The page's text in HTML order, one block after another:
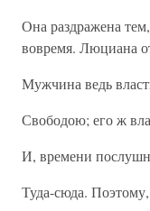
Она раздражена
вовремя. Люциана
Мужчина ведь
Свободою; его ж
И, времени
Туда-сюда. Поэтому,